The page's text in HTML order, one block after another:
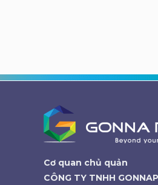
Cơ quan chủ quản
CÔNG TY TNHH